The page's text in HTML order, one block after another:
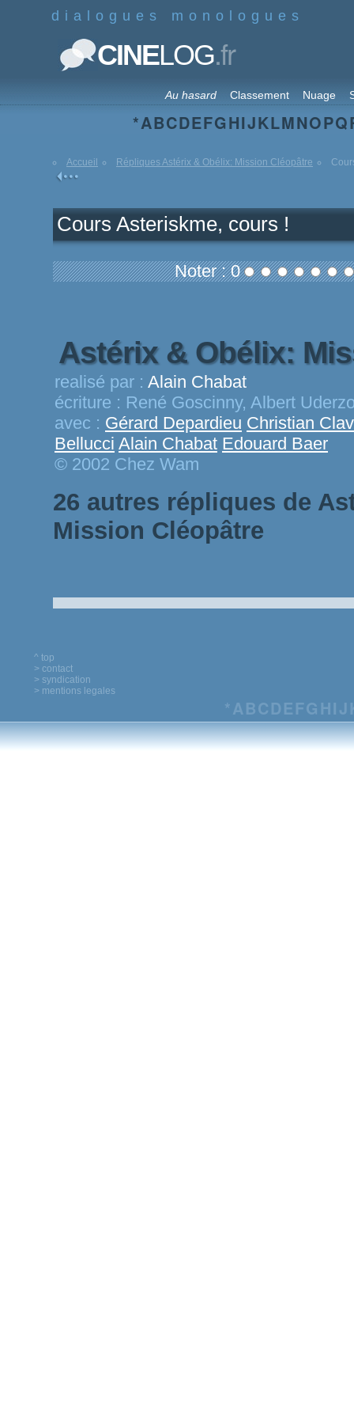
dialogues monologues
CINELOG.fr
Au hasard Classement Nuage
*ABCDEFGHIJKLMNOPQ
Accueil Répliques Astérix & Obélix: Mission Cléopâtre
Cours Asteriskme, cours !
Noter : 0
Astérix & Obélix:
realisé par : Alain Chabat
écriture : René Goscinny, Albert
avec : Gérard Depardieu Christian
Bellucci Alain Chabat Edouard Baer
© 2002 Chez Wam
26 autres répliques de
Mission Cléopâtre
^ top
> contact
> syndication
> mentions legales
*ABCDEFG HIJ